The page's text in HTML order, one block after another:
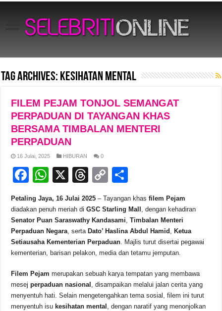
Tag Archives: kesihatan mental
FILEM PEJAM TONJOL SEMANGAT
PERPADUAN DI TAYANGAN KHAS
BERSAMA TIMBALAN MENTERI
PERPADUAN
16 Julai, 2025 HIBURAN 0
F
c
e
b
o
o
k
W
at
s
A
p
p
X
T
e
a
d
s
C
p
y
Li
n
k
ar
e
Petaling Jaya, 16 Julai 2025 – Tayangan khasfilem Pejam
diadakan penuh meriah diGSC Starling Mall , dengan kehadiran
Senator Puan Saraswathy Kandasami,Timbalan Menteri
Perpaduan Negara, serta Dato’ Haslina Abdul Hamid , Ketua
Setiausaha Kementerian Perpaduan. Majlis turut disertai pegawai
kementerian, barisan pelakon, media dan tetamu jemputan.
Filem Pejam merupakan sebuah karya tempatan yang membawa
mesejperpaduan nasional , disampaikan melalui jalan cerita yang
menyentuh hati. Selain mengetengahkan tema sosial, filem ini turut
menyentuh isu kesihatan mental , dengan naratif yang menonjolkan